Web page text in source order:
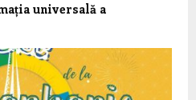
universală a